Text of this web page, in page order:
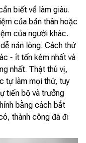
biết về làm giàu.
của bản thân hoặc
của người khác.
nản lòng. Cách thứ
- ít tốn kém nhất và
nhất. Thật thú vị,
tự làm mọi thứ, tuy
tiến bộ và trưởng
bằng cách bắt
thành công đã đi